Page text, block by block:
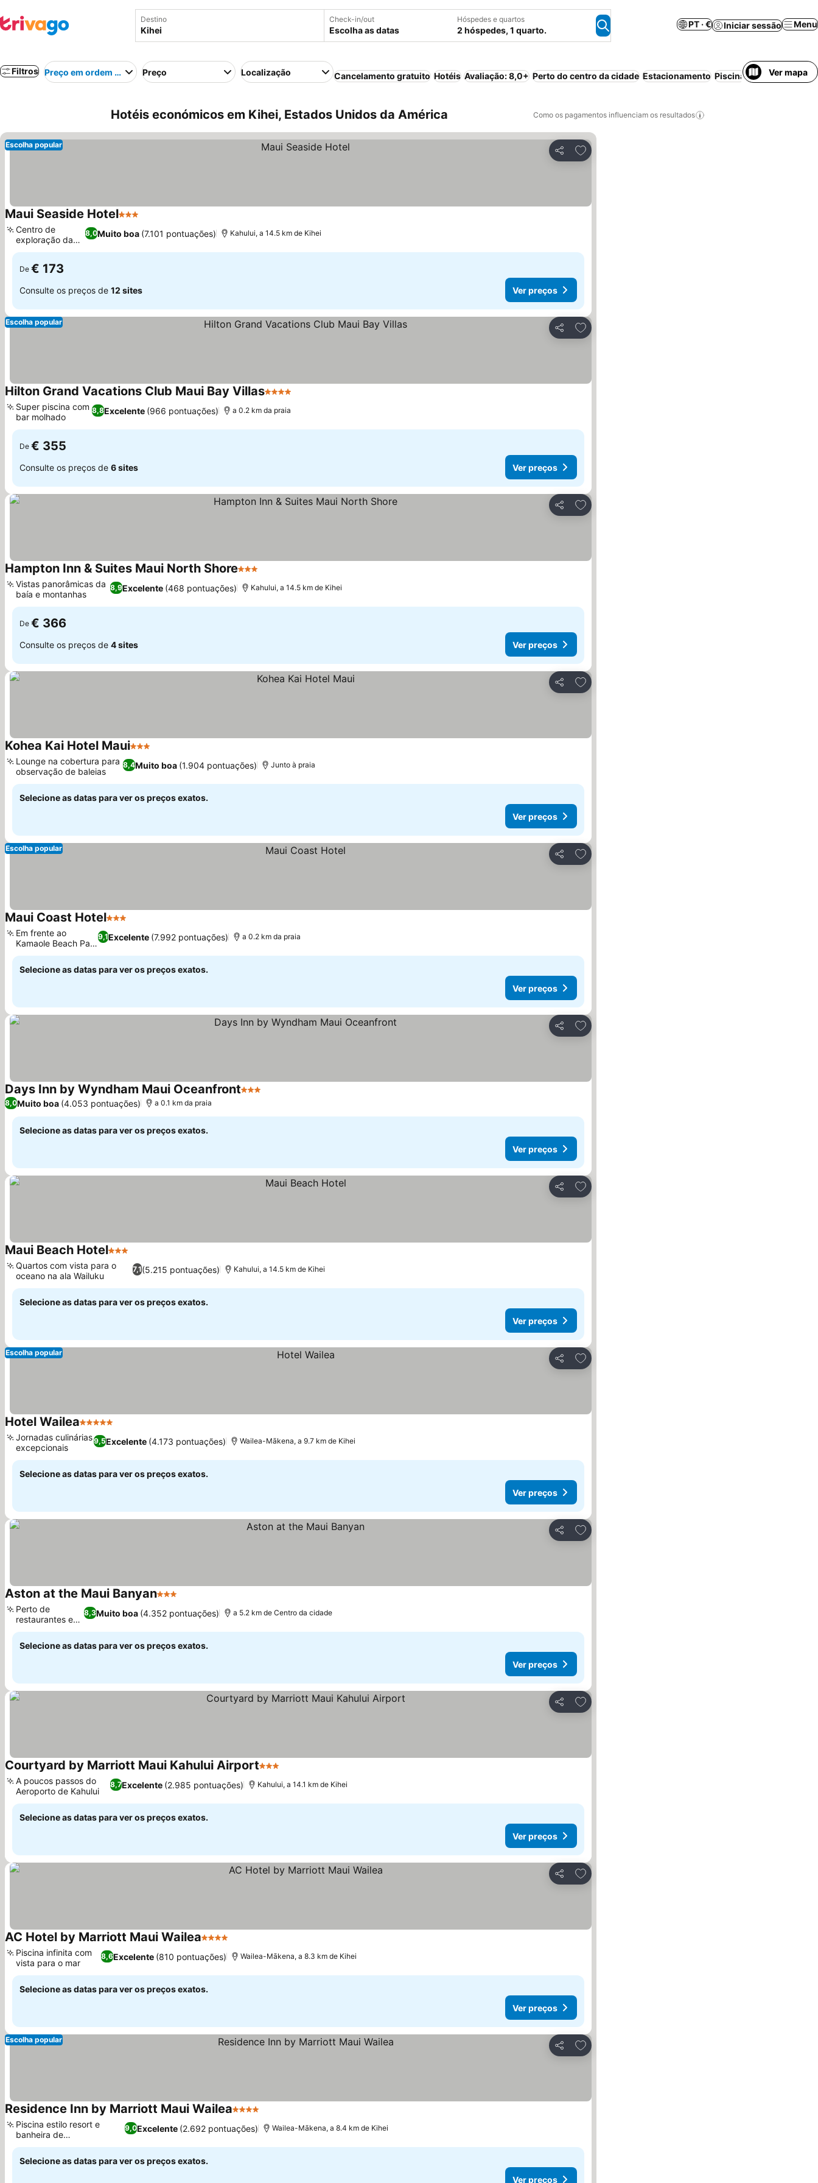
Destino Check-in/out
Escolha as datas
Hóspedes e quartos
2 hóspedes, 1 quarto.
PT · € Iniciar sessão Menu
Filtros Preço em ordem crescentePreço Localização Cancelamento gratuito Hotéis Avaliação: 8,0+ Perto do centro da cidade Estacionamento Piscina Praia Ar
Ver mapa
Hotéis económicos em Kihei, Estados Unidos da América Como os pagamentos influenciam os resultados
Partilhar
Adicionar aos favoritos
Escolha popular
Maui Seaside Hotel3 Estrelas
8,0Muito boa (7.101 pontuações)
Centro de
exploração da
ilha
Kahului, a 14.5 km de Kihei
De € 173
Consulte os preços de 12 sites Ver preços
Partilhar
Adicionar aos favoritos
Escolha popular
Hilton Grand Vacations Club Maui Bay Villas4 Estrelas
8,8Excelente (966 pontuações)
Super piscina com
bar molhado
a 0.2 km da praia
De € 355
Consulte os preços de 6 sites Ver preços
Partilhar
Adicionar aos favoritos
Hampton Inn & Suites Maui North Shore3 Estrelas
8,9Excelente (468 pontuações)
Vistas panorâmicas da
baía e montanhas
Kahului, a 14.5 km de Kihei
De € 366
Consulte os preços de 4 sites Ver preços
Partilhar
Adicionar aos favoritos
Kohea Kai Hotel Maui3 Estrelas
8,4Muito boa (1.904 pontuações)
Lounge na cobertura para
observação de baleias
Junto à praia
Selecione as datas para ver os preços exatos.
Ver preços
Partilhar
Adicionar aos favoritos
Escolha popular
Maui Coast Hotel3 Estrelas
9,1Excelente (7.992 pontuações)
Em frente ao
Kamaole Beach Park
a 0.2 km da praia
Selecione as datas para ver os preços exatos.
Ver preços
Partilhar
Adicionar aos favoritos
Days Inn by Wyndham Maui Oceanfront3 Estrelas
8,0Muito boa (4.053 pontuações) a 0.1 km da praia
Selecione as datas para ver os preços exatos.
Ver preços
Partilhar
Adicionar aos favoritos
Maui Beach Hotel3 Estrelas
7,1(5.215 pontuações)
Quartos com vista para o
oceano na ala Wailuku
Kahului, a 14.5 km de Kihei
Selecione as datas para ver os preços exatos.
Ver preços
Partilhar
Adicionar aos favoritos
Escolha popular
Hotel Wailea5 Estrelas
9,5Excelente (4.173 pontuações)
Jornadas culinárias
excepcionais
Wailea-Mākena, a 9.7 km de Kihei
Selecione as datas para ver os preços exatos.
Ver preços
Partilhar
Adicionar aos favoritos
Aston at the Maui Banyan3 Estrelas
8,3Muito boa (4.352 pontuações)
Perto de
restaurantes e
lojas
a 5.2 km de Centro da cidade
Selecione as datas para ver os preços exatos.
Ver preços
Partilhar
Adicionar aos favoritos
Courtyard by Marriott Maui Kahului Airport3 Estrelas
8,7Excelente (2.985 pontuações)
A poucos passos do
Aeroporto de Kahului
Kahului, a 14.1 km de Kihei
Selecione as datas para ver os preços exatos.
Ver preços
Partilhar
Adicionar aos favoritos
AC Hotel by Marriott Maui Wailea4 Estrelas
8,6Excelente (810 pontuações)
Piscina infinita com
vista para o mar
Wailea-Mākena, a 8.3 km de Kihei
Selecione as datas para ver os preços exatos.
Ver preços
Partilhar
Adicionar aos favoritos
Escolha popular
Residence Inn by Marriott Maui Wailea4 Estrelas
9,0Excelente (2.692 pontuações)
Piscina estilo resort e
banheira de
hidromassagem
Wailea-Mākena, a 8.4 km de Kihei
Selecione as datas para ver os preços exatos.
Ver preços